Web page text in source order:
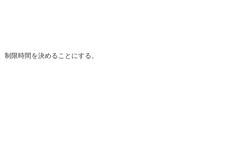
制限時間を決めることにする。